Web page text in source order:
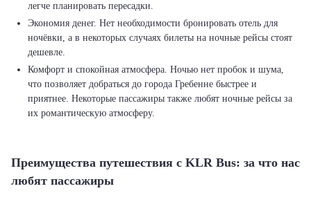
легче планировать пересадки.
Экономия денег. Нет необходимости бронировать отель для
ночёвки, а в некоторых случаях билеты на ночные рейсы стоят
дешевле.
Комфорт и спокойная атмосфера. Ночью нет пробок и шума,
что позволяет добраться до города Гребенне быстрее и
приятнее. Некоторые пассажиры также любят ночные рейсы за
их романтическую атмосферу.
Преимущества путешествия с KLR Bus: за что нас
любят пассажиры